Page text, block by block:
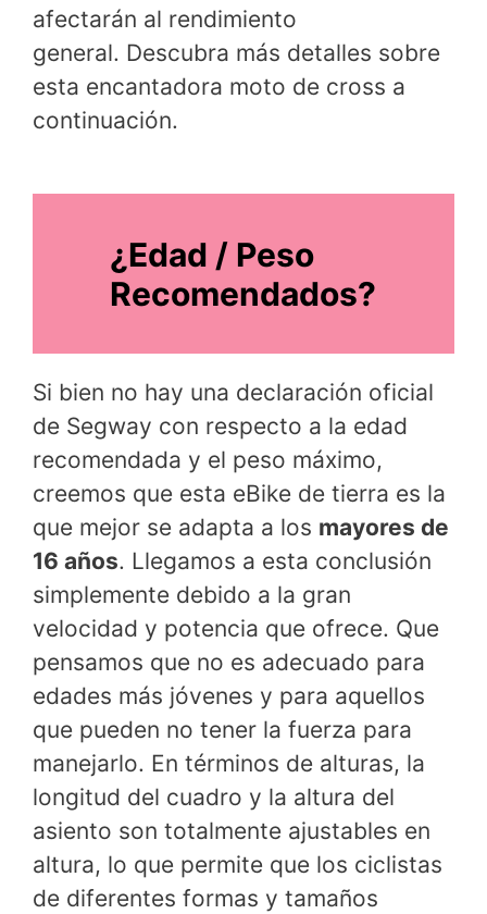
afectarán al rendimiento
general. Descubra más detalles sobre
esta encantadora moto de cross a
continuación.
¿Edad / Peso
Recomendados?
Si bien no hay una declaración oficial
de Segway con respecto a la edad
recomendada y el peso máximo,
creemos que esta eBike de tierra es la
que mejor se adapta a los mayores de
16 años. Llegamos a esta conclusión
simplemente debido a la gran
velocidad y potencia que ofrece. Que
pensamos que no es adecuado para
edades más jóvenes y para aquellos
que pueden no tener la fuerza para
manejarlo. En términos de alturas, la
longitud del cuadro y la altura del
asiento son totalmente ajustables en
altura, lo que permite que los ciclistas
de diferentes formas y tamaños